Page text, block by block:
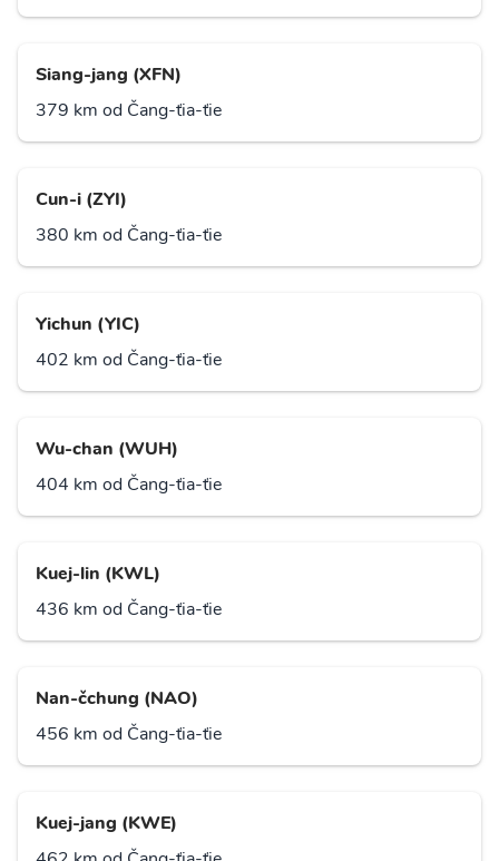
Siang-jang (XFN)
379 km od Čang-ťia-ťie
Cun-i (ZYI)
380 km od Čang-ťia-ťie
Yichun (YIC)
402 km od Čang-ťia-ťie
Wu-chan (WUH)
404 km od Čang-ťia-ťie
Kuej-lin (KWL)
436 km od Čang-ťia-ťie
Nan-čchung (NAO)
456 km od Čang-ťia-ťie
Kuej-jang (KWE)